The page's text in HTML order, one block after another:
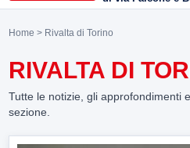
Lombardi
Home > Rivalta di Torino
RIVALTA DI
Tutte le notizie, gli approfondimenti
sezione.